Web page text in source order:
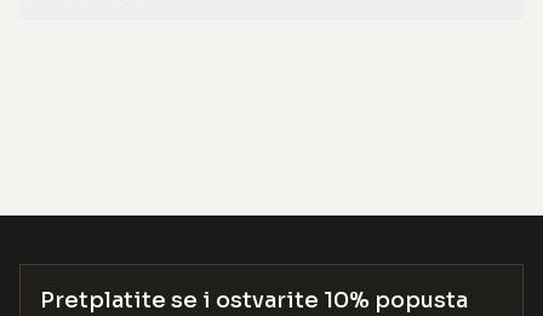
Pretplatite se i ostvarite 10% popusta